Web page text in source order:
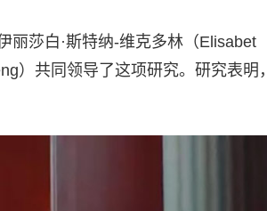
丽莎白·斯特纳-维克多林（Elisabet
）共同领导了这项研究。研究表明，